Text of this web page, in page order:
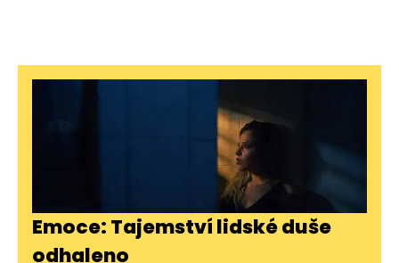
Emoce: Tajemství lidské duše
odhaleno